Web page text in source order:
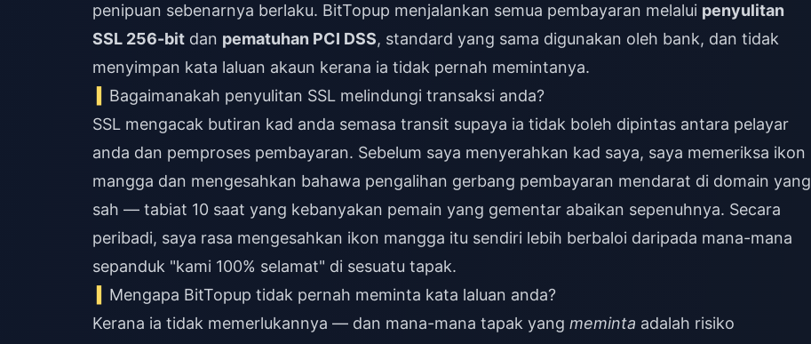
penipuan sebenarnya berlaku. BitTopup menjalankan semua pembayaran melalui penyulitan
SSL 256-bit dan pematuhan PCI DSS, standard yang sama digunakan oleh bank, dan tidak
menyimpan kata laluan akaun kerana ia tidak pernah memintanya.
Bagaimanakah penyulitan SSL melindungi transaksi anda?
SSL mengacak butiran kad anda semasa transit supaya ia tidak boleh dipintas antara pelayar
anda dan pemproses pembayaran. Sebelum saya menyerahkan kad saya, saya memeriksa ikon
mangga dan mengesahkan bahawa pengalihan gerbang pembayaran mendarat di domain yang
sah — tabiat 10 saat yang kebanyakan pemain yang gementar abaikan sepenuhnya. Secara
peribadi, saya rasa mengesahkan ikon mangga itu sendiri lebih berbaloi daripada mana-mana
sepanduk "kami 100% selamat" di sesuatu tapak.
Mengapa BitTopup tidak pernah meminta kata laluan anda?
Kerana ia tidak memerlukannya — dan mana-mana tapak yang meminta adalah risiko